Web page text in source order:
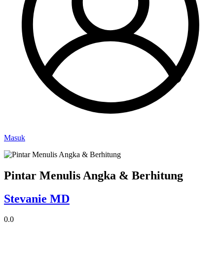
Masuk
Pintar Menulis Angka & Berhitung
Stevanie MD
0.0